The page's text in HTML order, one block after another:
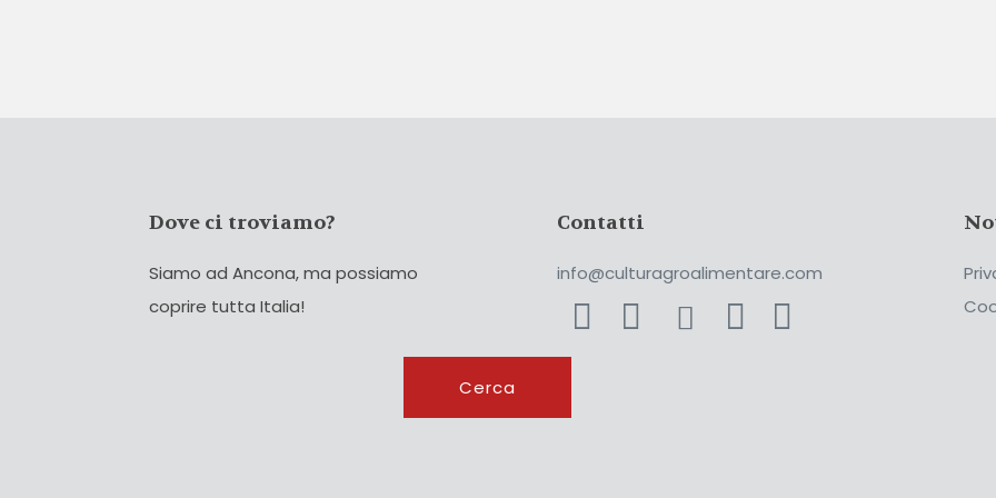
Dove ci troviamo?
Siamo ad Ancona, ma possiamo
coprire tutta Italia!
Cerca
Contatti
info@culturagroalimentare.com